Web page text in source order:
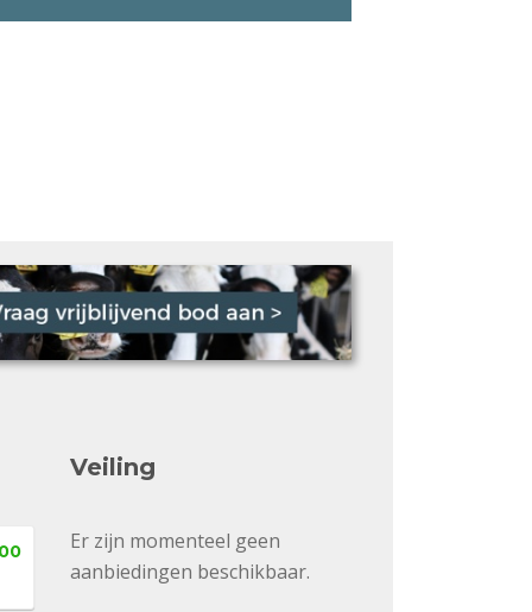
Veiling
Er zijn momenteel geen
aanbiedingen beschikbaar.